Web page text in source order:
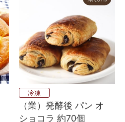
冷凍
（業）発酵後 パン オ
ショコラ 約70個